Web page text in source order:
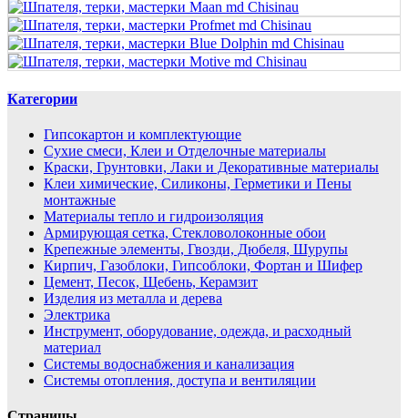
Категории
Гипсокартон и комплектующие
Сухие смеси, Клеи и Отделочные материалы
Краски, Грунтовки, Лаки и Декоративные материалы
Клеи химические, Силиконы, Герметики и Пены
монтажные
Материалы тепло и гидроизоляция
Армирующая сетка, Стекловолоконные обои
Крепежные элементы, Гвозди, Дюбеля, Шурупы
Кирпич, Газоблоки, Гипсоблоки, Фортан и Шифер
Цемент, Песок, Щебень, Керамзит
Изделия из металла и дерева
Электрика
Инструмент, оборудование, одежда, и расходный
материал
Системы водоснабжения и канализация
Системы отопления, доступа и вентиляции